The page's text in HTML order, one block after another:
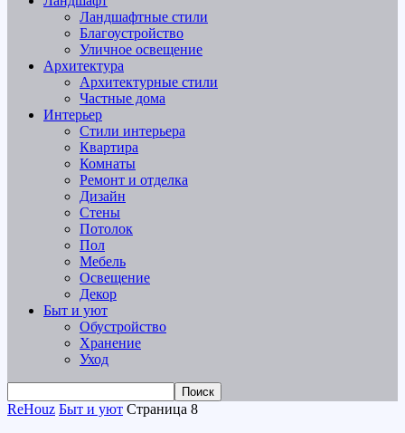
Ландшафтные стили
Благоустройство
Уличное освещение
Архитектура
Архитектурные стили
Частные дома
Интерьер
Стили интерьера
Квартира
Комнаты
Ремонт и отделка
Дизайн
Стены
Потолок
Пол
Мебель
Освещение
Декор
Быт и уют
Обустройство
Хранение
Уход
ReHouz Быт и уют Страница 8